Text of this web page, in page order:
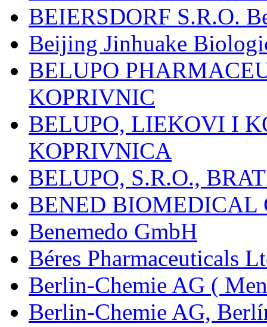
BEIERSDORF S.R.O.
Beijing Jinhuake
BELUPO
KOPRIVNIC
BELUPO, LIEKOVI I
KOPRIVNICA
BELUPO, S.R.O.,
BENED BIOMEDICAL
Benemedo GmbH
Béres Pharmaceuticals
Berlin-Chemie AG (
Berlin-Chemie AG,